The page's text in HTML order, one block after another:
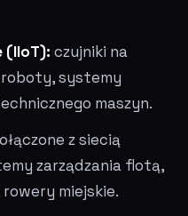
(IIoT): czujniki na
systemy
maszyn.
z siecią
zarządzania flotą,
miejskie.